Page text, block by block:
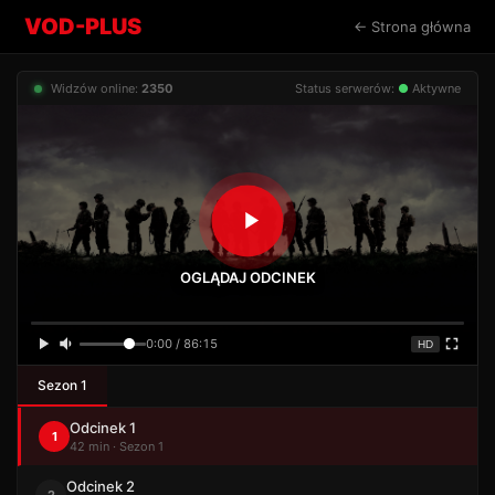
VOD-PLUS ← Strona główna
Widzów online: 2350 Status serwerów: ● Aktywne
OGLĄDAJ ODCINEK
0:00 / 86:15 HD
Sezon 1
1 Odcinek 1
42 min · Sezon 1
Odcinek 2